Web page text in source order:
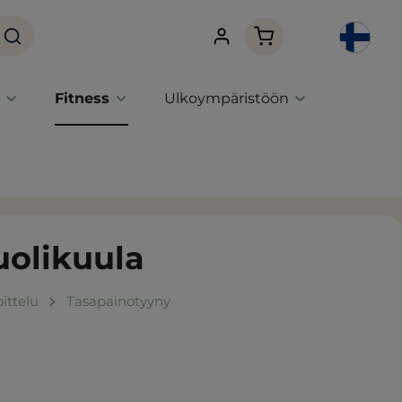
Ostoskori sisältää
Fitness Ulkoympäristöön
Tasapainotyyny